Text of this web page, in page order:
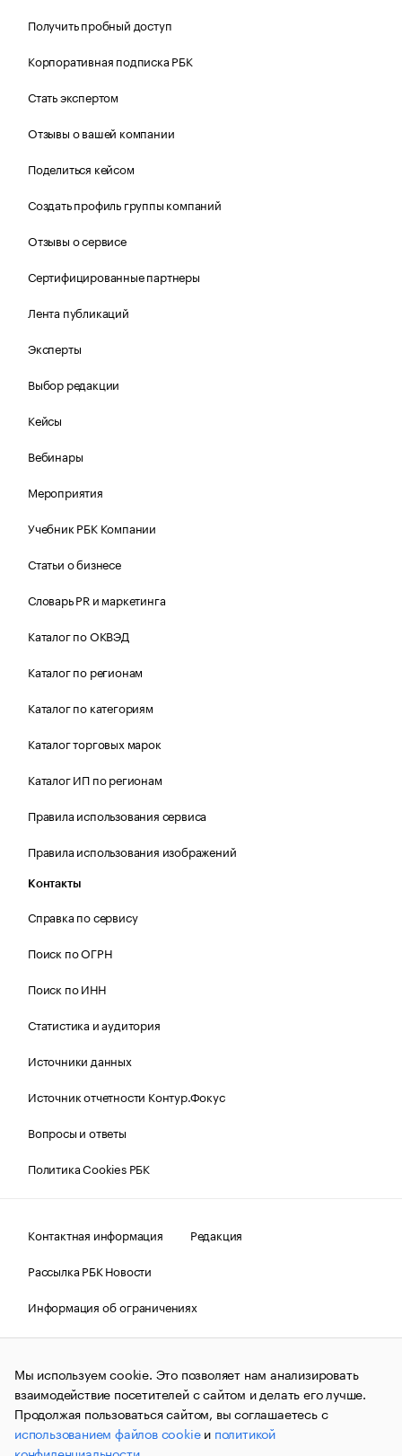
Получить пробный доступ
Корпоративная подписка РБК
Стать экспертом
Отзывы о вашей компании
Поделиться кейсом
Создать профиль группы компаний
Отзывы о сервисе
Сертифицированные партнеры
Лента публикаций
Эксперты
Выбор редакции
Кейсы
Вебинары
Мероприятия
Учебник РБК Компании
Статьи о бизнесе
Словарь PR и маркетинга
Каталог по ОКВЭД
Каталог по регионам
Каталог по категориям
Каталог торговых марок
Каталог ИП по регионам
Правила использования сервиса
Правила использования изображений
Контакты
Справка по сервису
Поиск по ОГРН
Поиск по ИНН
Статистика и аудитория
Источники данных
Источник отчетности Контур.Фокус
Вопросы и ответы
Политика Cookies РБК
Контактная информация
Редакция
Рассылка РБК Новости
Информация об ограничениях
Правовая информация
О соблюдении авторских прав
© АО «РОСБИЗНЕСКОНСАЛТИНГ»,1995–2026.Сообщения
и материалы информационного агентства «РБК»
(зарегистрировано Федеральной службой по надзору в сфере
связи, информационных технологий и массовых
коммуникаций (Роскомнадзор) 09.12.2015 за номером ИА
№ФС77-63848) сопровождаются пометкой «РБК». Отдельные
Мы используем cookie. Это позволяет нам анализировать
взаимодействие посетителей с сайтом и делать его лучше.
Продолжая пользоваться сайтом, вы соглашаетесь с
использованием файлов cookieи политикой